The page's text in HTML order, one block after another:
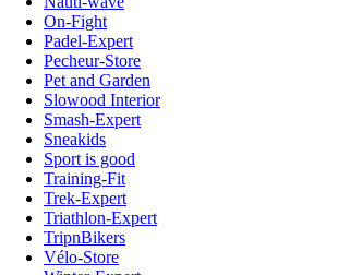
On-Fight
Padel-Expert
Pecheur-Store
Pet and Garden
Slowood Interior
Smash-Expert
Sneakids
Sport is good
Training-Fit
Trek-Expert
Triathlon-Expert
TripnBikers
Vélo-Store